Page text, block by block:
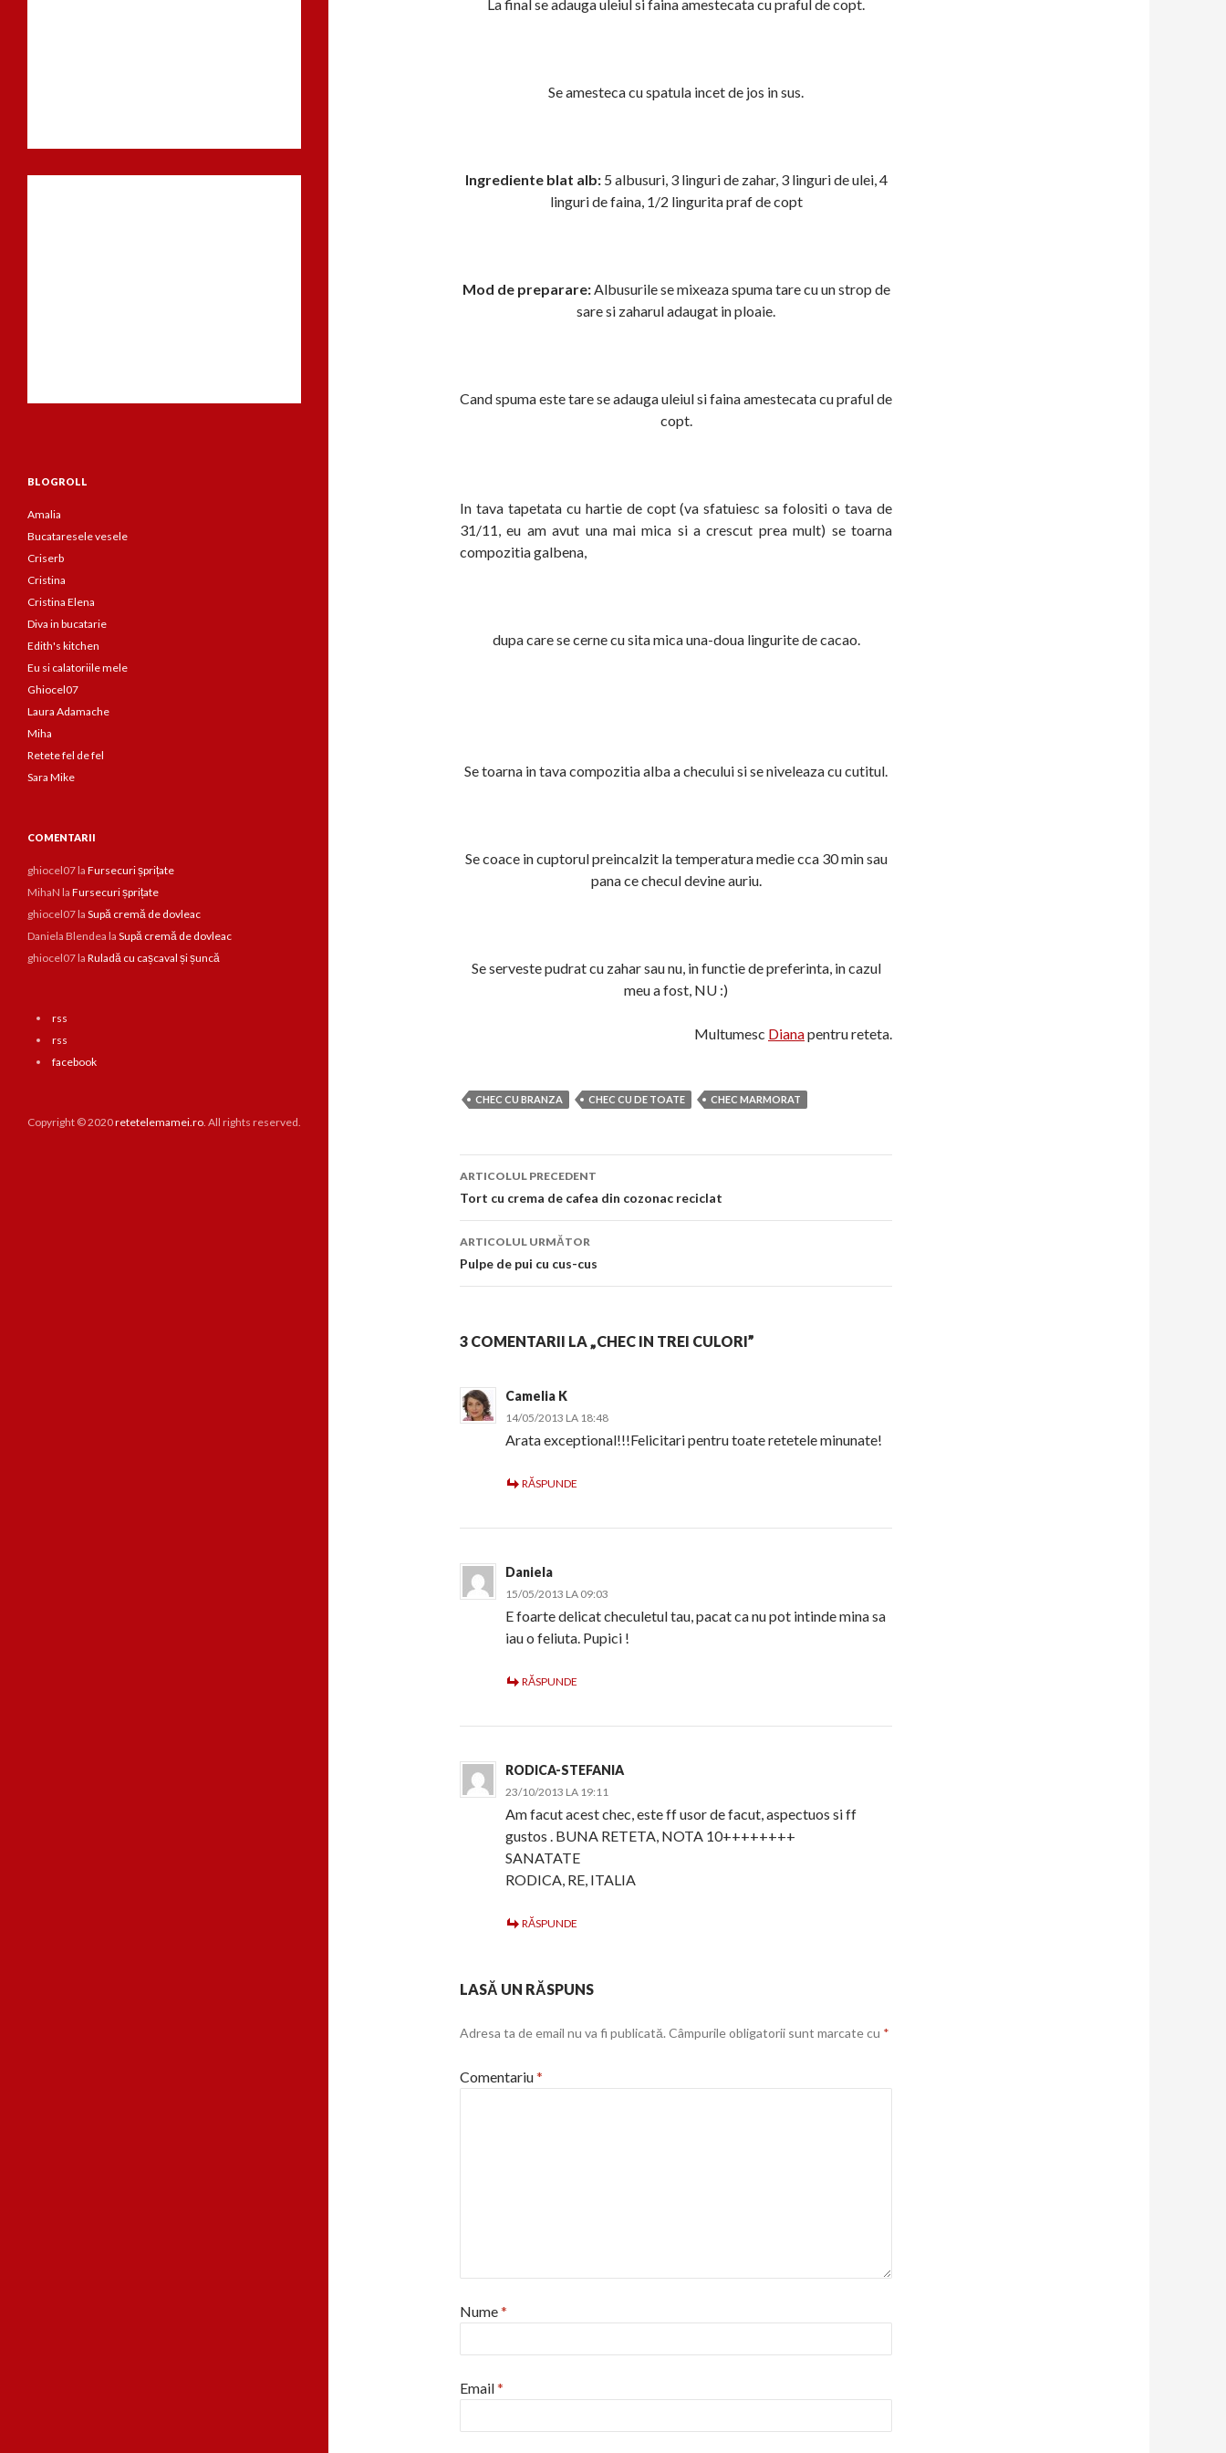
La final se adauga uleiul si faina amestecata cu praful de copt.
Se amesteca cu spatula incet de jos in sus.
Ingrediente blat alb: 5 albusuri, 3 linguri de zahar, 3 linguri de ulei, 4
linguri de faina, 1/2 lingurita praf de copt
Mod de preparare:Albusurile se mixeaza spuma tare cu un strop de
sare si zaharul adaugat in ploaie.
Cand spuma este tare se adauga uleiul si faina amestecata cu praful de
copt.
In tava tapetata cu hartie de copt (va sfatuiesc sa folositi o tava de
31/11, eu am avut una mai mica si a crescut prea mult) se toarna
compozitia galbena,
dupa care se cerne cu sita mica una-doua lingurite de cacao.
Se toarna in tava compozitia alba a checului si se niveleaza cu cutitul.
Se coace in cuptorul preincalzit la temperatura medie cca 30 min sau
pana ce checul devine auriu.
Se serveste pudrat cu zahar sau nu, in functie de preferinta, in cazul
meu a fost, NU :)
Multumesc Dianapentru reteta.
CHEC CU BRANZA CHEC CU DE TOATE CHEC MARMORAT
Navigare
în
articol
ARTICOLUL PRECEDENT
Tort cu crema de cafea din cozonac reciclat
ARTICOLUL URMĂTOR
Pulpe de pui cu cus-cus
3 COMENTARII LA „CHEC IN TREI CULORI”
Camelia K
14/05/2013 LA 18:48
Arata exceptional!!!Felicitari pentru toate retetele minunate!
RĂSPUNDE
Daniela
15/05/2013 LA 09:03
E foarte delicat checuletul tau, pacat ca nu pot intinde mina sa
iau o feliuta. Pupici !
RĂSPUNDE
RODICA-STEFANIA
23/10/2013 LA 19:11
Am facut acest chec, este ff usor de facut, aspectuos si ff
gustos . BUNA RETETA, NOTA 10++++++++
SANATATE
RODICA, RE, ITALIA
RĂSPUNDE
LASĂ UN RĂSPUNS
Adresa ta de email nu va fi publicată. Câmpurile obligatorii sunt marcate cu *
Comentariu*
Nume*
Email*
BLOGROLL
Amalia
Bucataresele vesele
Criserb
Cristina
Cristina Elena
Diva in bucatarie
Edith's kitchen
Eu si calatoriile mele
Ghiocel07
Laura Adamache
Miha
Retete fel de fel
Sara Mike
COMENTARII
ghiocel07la Fursecuri șprițate
MihaN la Fursecuri șprițate
ghiocel07la Supă cremă de dovleac
Daniela Blendea la Supă cremă de dovleac
ghiocel07la Ruladă cu cașcaval și șuncă
rss
rss
facebook
Copyright © 2020retetelemamei.ro. All rights reserved.